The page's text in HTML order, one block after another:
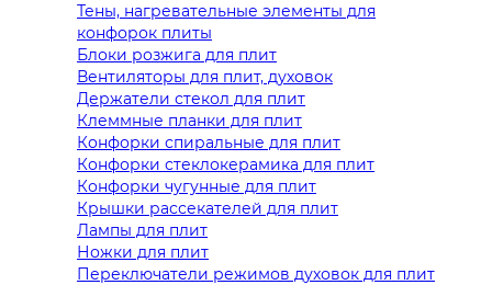
Тены, нагревательные элементы для
конфорок плиты
Блоки розжига для плит
Вентиляторы для плит, духовок
Держатели стекол для плит
Клеммные планки для плит
Конфорки спиральные для плит
Конфорки стеклокерамика для плит
Конфорки чугунные для плит
Крышки рассекателей для плит
Лампы для плит
Ножки для плит
Переключатели режимов духовок для плит